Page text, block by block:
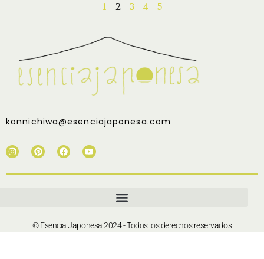
1 2 3 4 5
konnichiwa@esenciajaponesa.com
© Esencia Japonesa 2024 - Todos los derechos reservados